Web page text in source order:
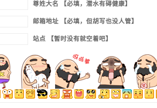
尊姓大名 【必填，潜水有碍健康】
邮箱地址 【必填，但胡写也没人管】
站点 【暂时没有就空着吧】